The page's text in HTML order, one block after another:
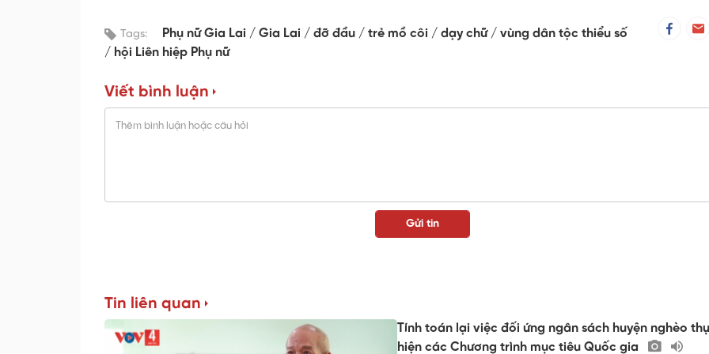
Tags: Phụ nữ Gia Lai Gia Lai đỡ đầu trẻ mồ côi dạy chữ
vùng dân tộc thiểu số
hội Liên hiệp Phụ nữ
Viết bình luận
Tin liên quan
Tính toán lại việc đối ứng ngân sách huyện nghèo
hiện các Chương trình mục tiêu Quốc gia